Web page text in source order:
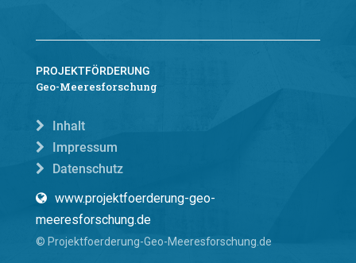
PROJEKTFÖRDERUNG
Geo-Meeresforschung
Inhalt
Impressum
Datenschutz
www.projektfoerderung-geo-
meeresforschung.de
© Projektfoerderung-Geo-Meeresforschung.de